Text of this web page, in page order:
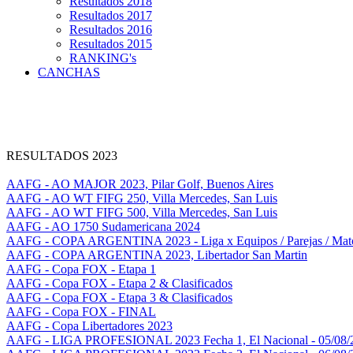
Resultados 2017
Resultados 2016
Resultados 2015
RANKING's
CANCHAS
RESULTADOS 2023
AAFG - AO MAJOR 2023, Pilar Golf, Buenos Aires
AAFG - AO WT FIFG 250, Villa Mercedes, San Luis
AAFG - AO WT FIFG 500, Villa Mercedes, San Luis
AAFG - AO 1750 Sudamericana 2024
AAFG - COPA ARGENTINA 2023 - Liga x Equipos / Parejas /
AAFG - COPA ARGENTINA 2023, Libertador San Martin
AAFG - Copa FOX - Etapa 1
AAFG - Copa FOX - Etapa 2 & Clasificados
AAFG - Copa FOX - Etapa 3 & Clasificados
AAFG - Copa FOX - FINAL
AAFG - Copa Libertadores 2023
AAFG - LIGA PROFESIONAL 2023 Fecha 1, El Nacional - 05/08/